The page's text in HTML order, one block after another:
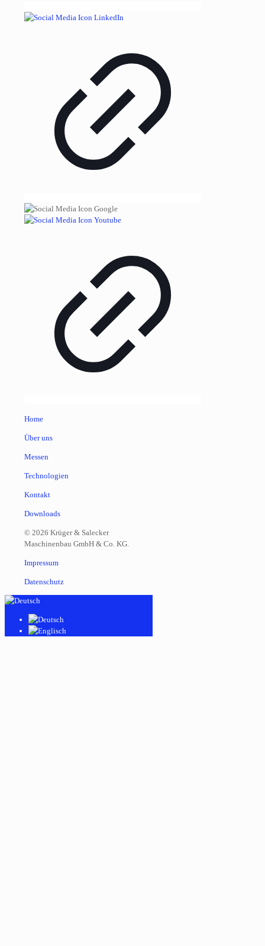
Home
Über uns
Messen
Technologien
Kontakt
Downloads
© 2026 Krüger & Salecker
Maschinenbau GmbH & Co. KG.
Impressum
Datenschutz